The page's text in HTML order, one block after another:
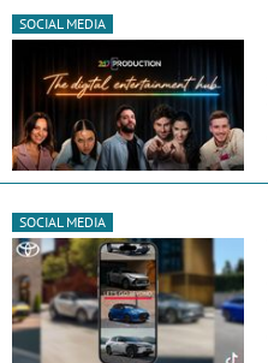
SOCIAL MEDIA
SOCIAL MEDIA